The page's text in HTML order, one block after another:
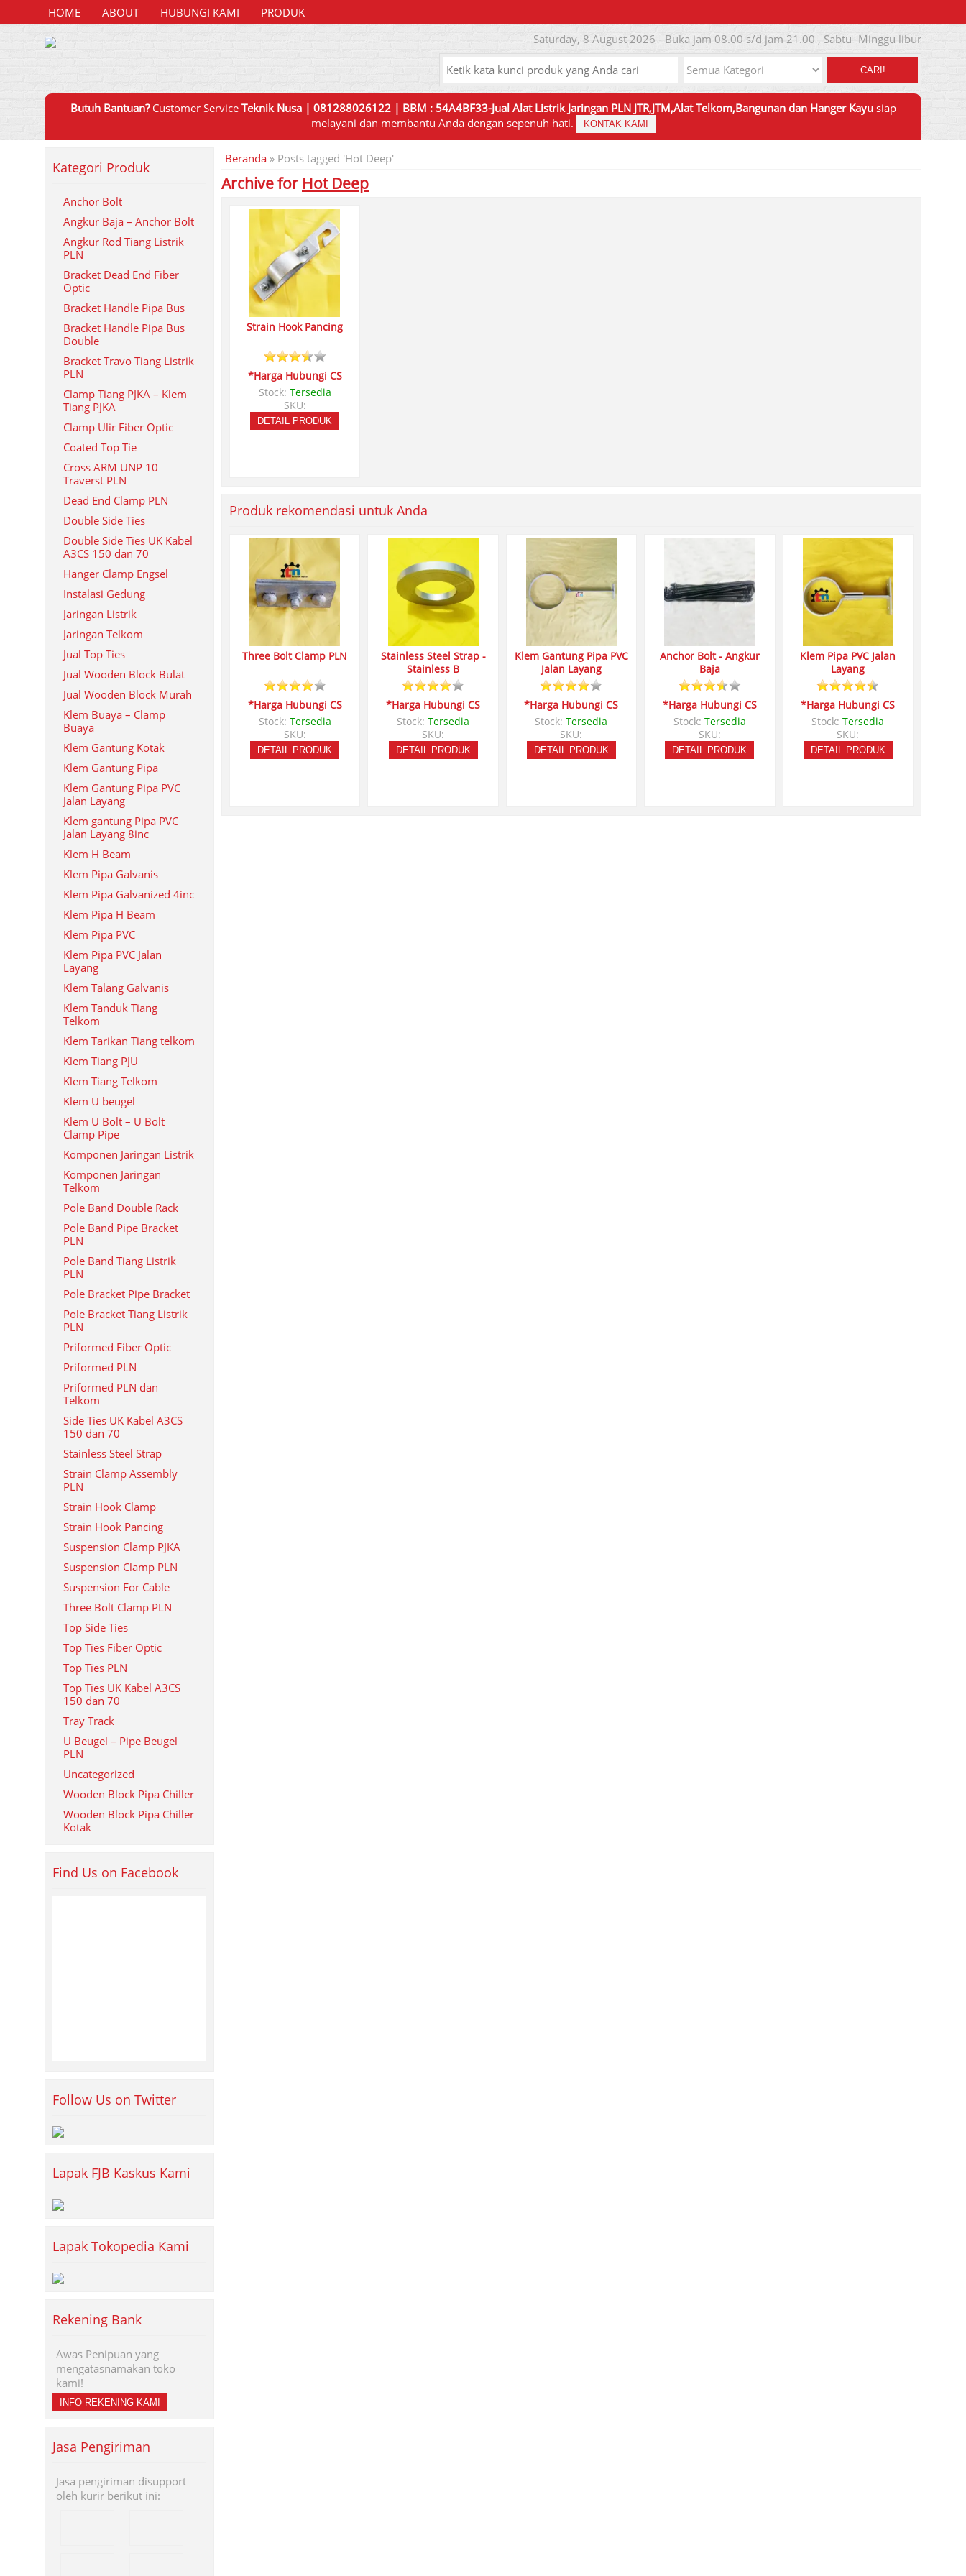
HOME ABOUT HUBUNGI KAMI
PRODUK
Saturday, 8 August 2026 - Buka jam 08.00 s/d jam 21.00 , Sabtu- Minggu libur
CARI!
Butuh Bantuan?Customer Service Teknik Nusa | 081288026122 | BBM : 54A4BF33-Jual Alat Listrik Jaringan PLN JTR,JTM,Alat Telkom,Bangunan dan Hanger Kayusiap
melayani dan membantu Anda dengan sepenuh hati.
KONTAK KAMI
Beranda » Posts tagged 'Hot Deep'
Archive for Hot Deep
Strain Hook Pancing
*Harga Hubungi CS
Stock: Tersedia
SKU:
DETAIL PRODUK
Produk rekomendasi untuk Anda
Three Bolt Clamp PLN
*Harga Hubungi CS
Stock: Tersedia
SKU:
DETAIL PRODUK
Stainless Steel Strap -
Stainless B
*Harga Hubungi CS
Stock:Tersedia
SKU:
DETAIL PRODUK
Klem Gantung Pipa PVC
Jalan Layang
*Harga Hubungi CS
Stock:Tersedia
SKU:
DETAIL PRODUK
Anchor Bolt - Angkur
Baja
*Harga Hubungi CS
Stock: Tersedia
SKU:
DETAIL PRODUK
Klem Pipa PVC Jalan
Layang
*Harga Hubungi CS
Stock:Tersedia
SKU:
DETAIL PRODUK
Kategori Produk
Anchor Bolt
Angkur Baja – Anchor Bolt
Angkur Rod Tiang Listrik
PLN
Bracket Dead End Fiber
Optic
Bracket Handle Pipa Bus
Bracket Handle Pipa Bus
Double
Bracket Travo Tiang Listrik
PLN
Clamp Tiang PJKA – Klem
Tiang PJKA
Clamp Ulir Fiber Optic
Coated Top Tie
Cross ARM UNP 10
Traverst PLN
Dead End Clamp PLN
Double Side Ties
Double Side Ties UK Kabel
A3CS 150 dan 70
Hanger Clamp Engsel
Instalasi Gedung
Jaringan Listrik
Jaringan Telkom
Jual Top Ties
Jual Wooden Block Bulat
Jual Wooden Block Murah
Klem Buaya – Clamp
Buaya
Klem Gantung Kotak
Klem Gantung Pipa
Klem Gantung Pipa PVC
Jalan Layang
Klem gantung Pipa PVC
Jalan Layang 8inc
Klem H Beam
Klem Pipa Galvanis
Klem Pipa Galvanized 4inc
Klem Pipa H Beam
Klem Pipa PVC
Klem Pipa PVC Jalan
Layang
Klem Talang Galvanis
Klem Tanduk Tiang
Telkom
Klem Tarikan Tiang telkom
Klem Tiang PJU
Klem Tiang Telkom
Klem U beugel
Klem U Bolt – U Bolt
Clamp Pipe
Komponen Jaringan Listrik
Komponen Jaringan
Telkom
Pole Band Double Rack
Pole Band Pipe Bracket
PLN
Pole Band Tiang Listrik
PLN
Pole Bracket Pipe Bracket
Pole Bracket Tiang Listrik
PLN
Priformed Fiber Optic
Priformed PLN
Priformed PLN dan
Telkom
Side Ties UK Kabel A3CS
150 dan 70
Stainless Steel Strap
Strain Clamp Assembly
PLN
Strain Hook Clamp
Strain Hook Pancing
Suspension Clamp PJKA
Suspension Clamp PLN
Suspension For Cable
Three Bolt Clamp PLN
Top Side Ties
Top Ties Fiber Optic
Top Ties PLN
Top Ties UK Kabel A3CS
150 dan 70
Tray Track
U Beugel – Pipe Beugel
PLN
Uncategorized
Wooden Block Pipa Chiller
Wooden Block Pipa Chiller
Kotak
Find Us on Facebook
Follow Us on Twitter
Lapak FJB Kaskus Kami
Lapak Tokopedia Kami
Rekening Bank
Awas Penipuan yang
mengatasnamakan toko
kami!
INFO REKENING KAMI
Jasa Pengiriman
Jasa pengiriman disupport
oleh kurir berikut ini: